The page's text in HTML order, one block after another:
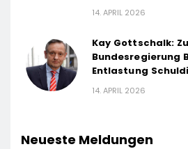
14. APRIL 2026
Kay Gottschalk:
Bundesregierung
Entlastung
14. APRIL 2026
Neueste Meldungen